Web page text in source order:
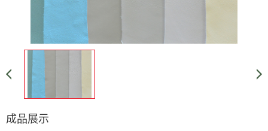
成品展示